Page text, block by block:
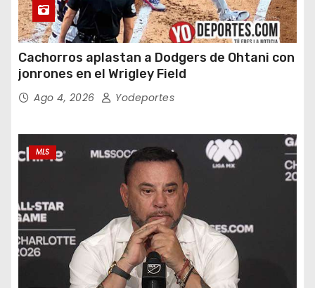
Cachorros aplastan a Dodgers de Ohtani con
jonrones en el Wrigley Field
Ago 4, 2026 Yodeportes
MLS